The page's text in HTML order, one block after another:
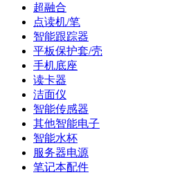
超融合
点读机/笔
智能跟踪器
平板保护套/壳
手机底座
读卡器
洁面仪
智能传感器
其他智能电子
智能水杯
服务器电源
笔记本配件